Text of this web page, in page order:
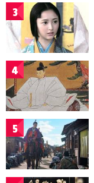
3
4
5